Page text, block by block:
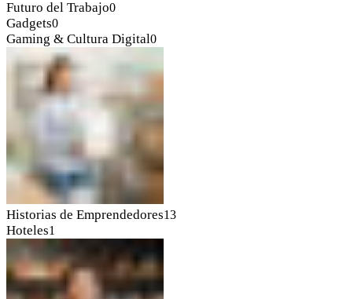
Futuro del Trabajo0
Gadgets0
Gaming & Cultura Digital0
Historias de Emprendedores13
Hoteles1